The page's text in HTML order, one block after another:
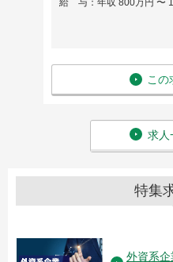
給 与：年収 800万円 〜
この
求人
特集
外資系企